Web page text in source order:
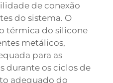
de conexão
do sistema. O
térmica do silicone
metálicos,
para as
durante os ciclos de
adequado do